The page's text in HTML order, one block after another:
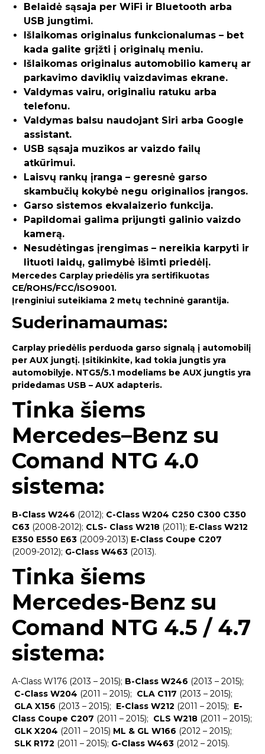
Belaidė sąsaja per WiFi ir Bluetooth arba
USB jungtimi.
Išlaikomas originalus funkcionalumas – bet
kada galite grįžti į originalų meniu.
Išlaikomas originalus automobilio kamerų ar
parkavimo daviklių vaizdavimas ekrane.
Valdymas vairu, originaliu ratuku arba
telefonu.
Valdymas balsu naudojant Siri arba Google
assistant.
USB sąsaja muzikos ar vaizdo failų
atkūrimui.
Laisvų rankų įranga – geresnė garso
skambučių kokybė negu originalios įrangos.
Garso sistemos ekvalaizerio funkcija.
Papildomai galima prijungti galinio vaizdo
kamerą.
Nesudėtingas įrengimas – nereikia karpyti ir
lituoti laidų, galimybė išimti priedėlį.
Mercedes Carplay priedėlis yra sertifikuotas
CE/ROHS/FCC/ISO9001.
Įrenginiui suteikiama 2 metų techninė garantija.
Suderinamaumas:
Carplay priedėlis perduoda garso signalą į automobilį
per AUX jungtį. Įsitikinkite, kad tokia jungtis yra
automobilyje. NTG5/5.1 modeliams be AUX jungtis yra
pridedamas USB – AUX adapteris.
Tinka šiems
Mercedes–Benz su
Comand NTG 4.0
sistema:
B-Class W246 (2012); C-Class W204 C250 C300 C350
C63 (2008-2012); CLS- Class W218 (2011); E-Class W212
E350 E550 E63 (2009-2013) E-Class Coupe C207
(2009-2012); G-Class W463 (2013).
Tinka šiems
Mercedes-Benz su
Comand NTG 4.5 / 4.7
sistema:
A-Class W176 (2013 – 2015); B-Class W246 (2013 – 2015);
C-Class W204 (2011 – 2015); CLA C117 (2013 – 2015);
GLA X156 (2013 – 2015); E-Class W212 (2011 – 2015); E-
Class Coupe C207 (2011 – 2015); CLS W218 (2011 – 2015);
GLK X204 (2011 – 2015) ML & GL W166 (2012 – 2015);
SLK R172 (2011 – 2015); G-Class W463 (2012 – 2015).